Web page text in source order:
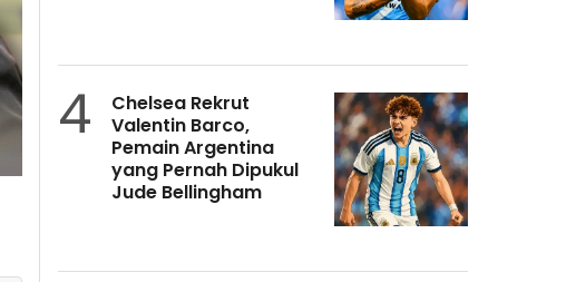
4
Chelsea Rekrut
Valentin Barco,
Pemain Argentina
yang Pernah Dipukul
Jude Bellingham